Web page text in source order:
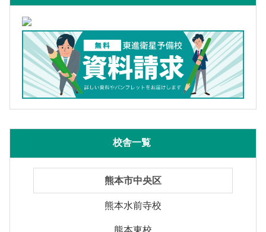
校舎一覧
熊本市中央区
熊本水前寺校
熊本東校